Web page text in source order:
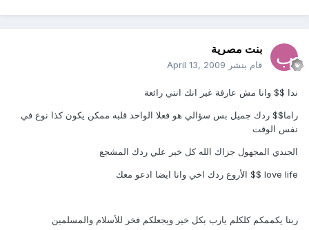
بنت مصرية
قام بنشر April 13, 2009
ندا $$ وانا مش عارفة غير انك انتي رائعة
راما$$ ردك جميل بس سؤالي هو فعلا الواحد قلبه ممكن يكون كذا نوع في
نفس الوقت
الجندي المجهول جزاك الله كل خير علي ردك المشجع
love life $$ الأروع ردك اخي وانا ايضا ادعو معك
ربنا يكممكم كلكلم يارب بكل خير ويجعلكم فخر للأسلام والمسلمين